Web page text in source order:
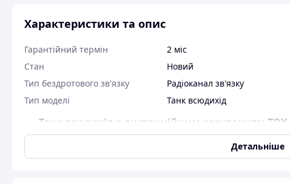
Характеристики та опис
Гарантійний термін
2 міс
Стан
Новий
Тип бездротового зв'язку
Радіоканал зв'язку
Тип моделі
Танк всюдихід
Танк всюдихід з дистанційним керуванням
стріляє
До уваги молодих героїв і відряджень представляємо
Детальніше